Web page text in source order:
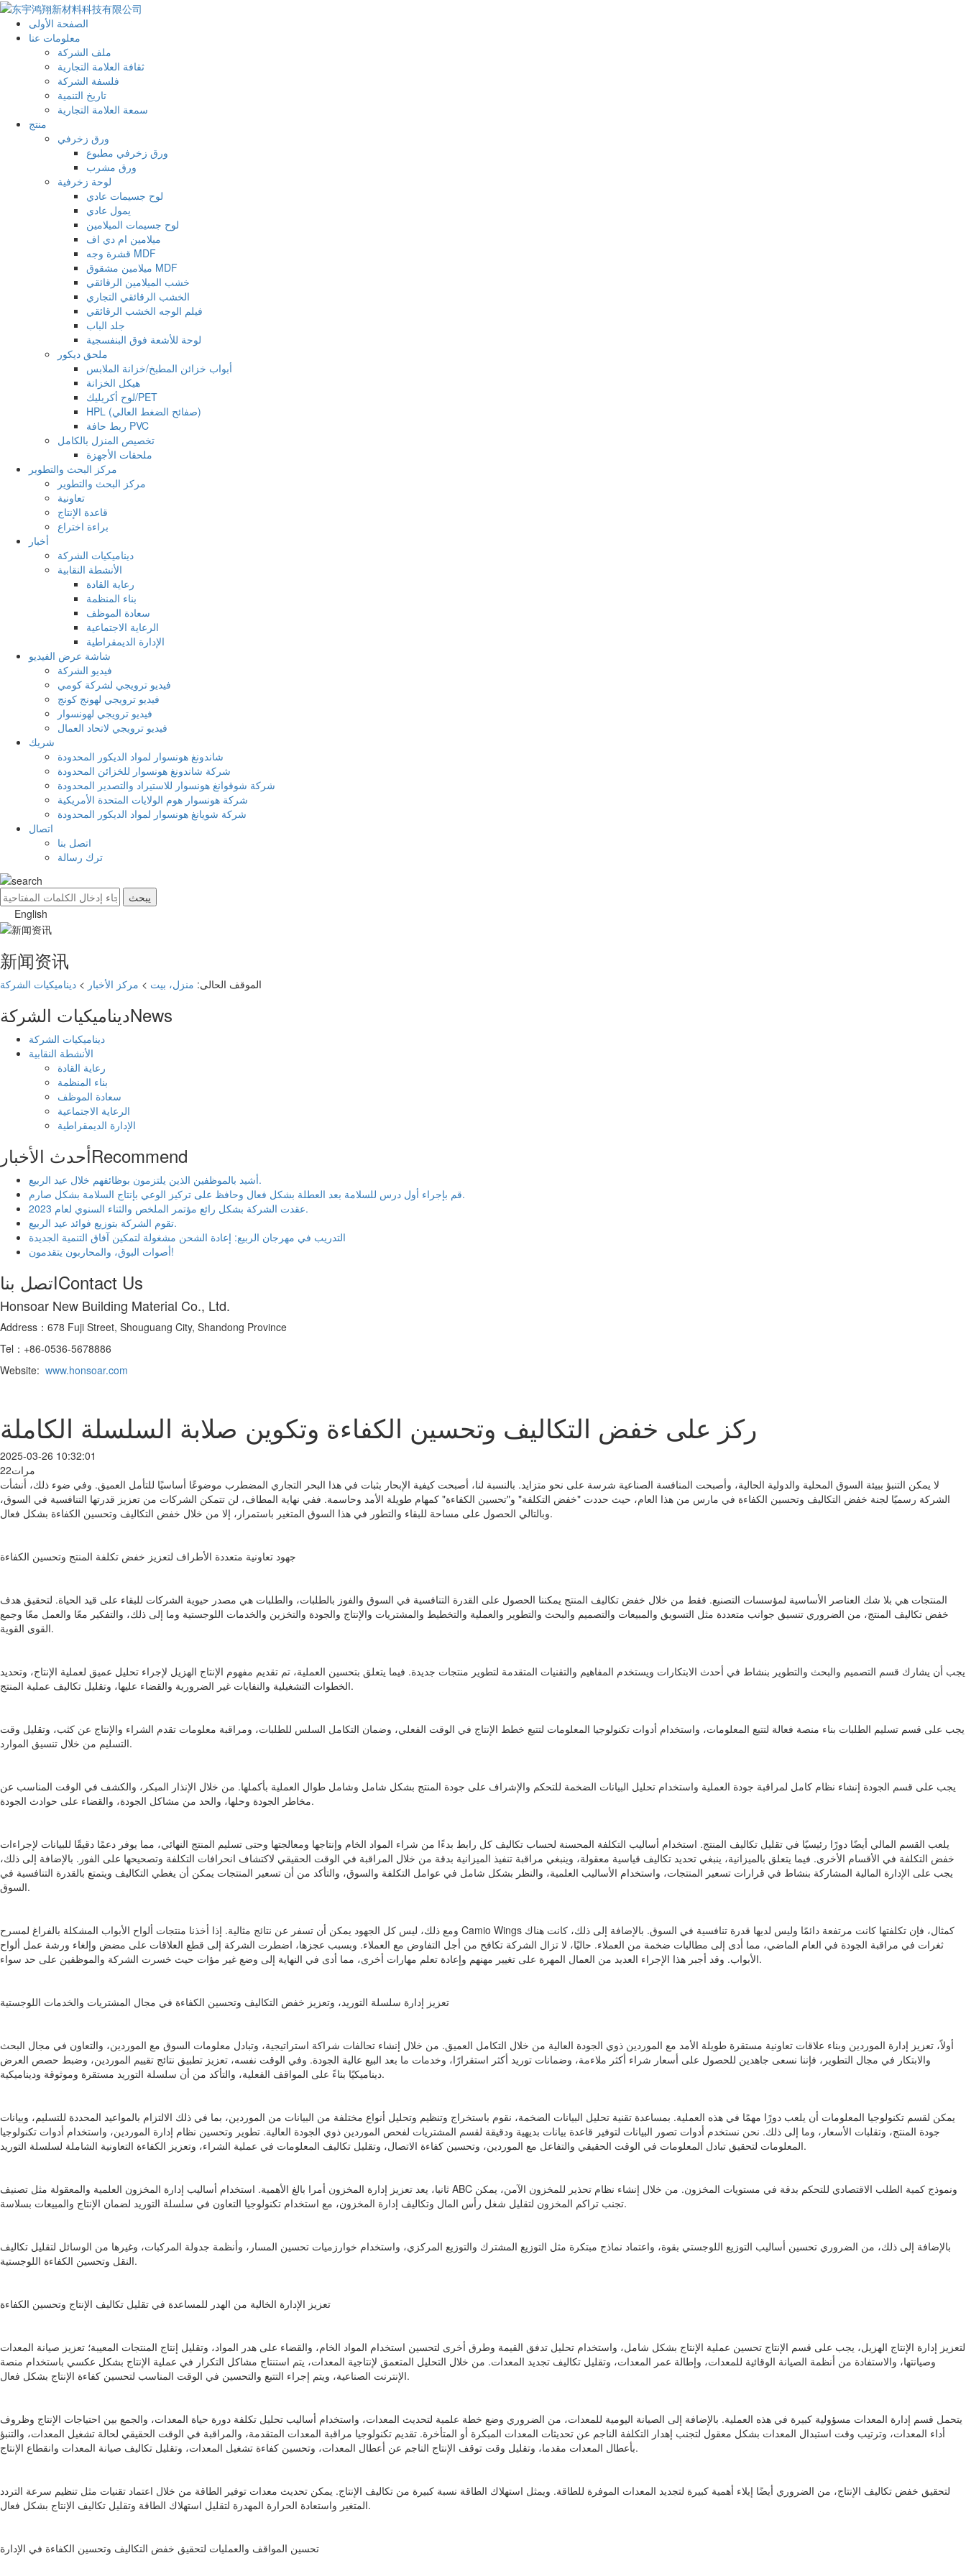
الصفحة الأولى
معلومات عنا
ملف الشركة
ثقافة العلامة التجارية
فلسفة الشركة
تاريخ التنمية
سمعة العلامة التجارية
منتج
ورق زخرفي
ورق زخرفي مطبوع
ورق مشرب
لوحة زخرفية
لوح جسيمات عادي
يمول عادي
لوح جسيمات الميلامين
ميلامين ام دي اف
قشرة وجه MDF
ميلامين مشقوق MDF
خشب الميلامين الرقائقي
الخشب الرقائقي التجاري
فيلم الوجه الخشب الرقائقي
جلد الباب
لوحة للأشعة فوق البنفسجية
ملحق ديكور
أبواب خزائن المطبخ/خزانة الملابس
هيكل الخزانة
لوح أكريليك/PET
HPL (صفائح الضغط العالي)
ربط حافة PVC
تخصيص المنزل بالكامل
ملحقات الأجهزة
مركز البحث والتطوير
مركز البحث والتطوير
تعاونية
قاعدة الإنتاج
براءة اختراع
أخبار
ديناميكيات الشركة
الأنشطة النقابية
رعاية القادة
بناء المنظمة
سعادة الموظف
الرعاية الاجتماعية
الإدارة الديمقراطية
شاشة عرض الفيديو
فيديو الشركة
فيديو ترويجي لشركة كومي
فيديو ترويجي لهونج كونج
فيديو ترويجي لهونسوار
فيديو ترويجي لاتحاد العمال
شريك
شاندونغ هونسوار لمواد الديكور المحدودة
شركة شاندونغ هونسوار للخزائن المحدودة
شركة شوقوانغ هونسوار للاستيراد والتصدير المحدودة
شركة هونسوار هوم الولايات المتحدة الأمريكية
شركة شويانغ هونسوار لمواد الديكور المحدودة
اتصال
اتصل بنا
ترك رسالة
English
新闻资讯
الموقف الحالى: منزل، بيت > مركز الأخبار > ديناميكيات الشركة
ديناميكيات الشركةNews
ديناميكيات الشركة
الأنشطة النقابية
رعاية القادة
بناء المنظمة
سعادة الموظف
الرعاية الاجتماعية
الإدارة الديمقراطية
أحدث الأخبارRecommend
أشيد بالموظفين الذين يلتزمون بوظائفهم خلال عيد الربيع.
قم بإجراء أول درس للسلامة بعد العطلة بشكل فعال وحافظ على تركيز الوعي بإنتاج السلامة بشكل صارم.
عقدت الشركة بشكل رائع مؤتمر الملخص والثناء السنوي لعام 2023.
تقوم الشركة بتوزيع فوائد عيد الربيع.
التدريب في مهرجان الربيع: إعادة الشحن مشغولة لتمكين آفاق التنمية الجديدة
أصوات البوق، والمحاربون يتقدمون!
اتصل بناContact Us
Honsoar New Building Material Co., Ltd.
Address：678 Fuji Street, Shouguang City, Shandong Province
Tel：+86-0536-5678886
Website: www.honsoar.com
ركز على خفض التكاليف وتحسين الكفاءة وتكوين صلابة السلسلة الكاملة
2025-03-26 10:32:01
22مرات
لا يمكن التنبؤ ببيئة السوق المحلية والدولية الحالية، وأصبحت المنافسة الصناعية شرسة على نحو متزايد. بالنسبة لنا، أصبحت كيفية الإبحار بثبات في هذا البحر التجاري المضطرب موضوعًا أساسيًا للتأمل العميق. وفي ضوء ذلك، أنشأت
الشركة رسميًا لجنة خفض التكاليف وتحسين الكفاءة في مارس من هذا العام، حيث حددت "خفض التكلفة" و"تحسين الكفاءة" كمهام طويلة الأمد وحاسمة. ففي نهاية المطاف، لن تتمكن الشركات من تعزيز قدرتها التنافسية في السوق،
وبالتالي الحصول على مساحة للبقاء والتطور في هذا السوق المتغير باستمرار، إلا من خلال خفض التكاليف وتحسين الكفاءة بشكل فعال.
جهود تعاونية متعددة الأطراف لتعزيز خفض تكلفة المنتج وتحسين الكفاءة
المنتجات هي بلا شك العناصر الأساسية لمؤسسات التصنيع. فقط من خلال خفض تكاليف المنتج يمكننا الحصول على القدرة التنافسية في السوق والفوز بالطلبات، والطلبات هي مصدر حيوية الشركات للبقاء على قيد الحياة. لتحقيق هدف
خفض تكاليف المنتج، من الضروري تنسيق جوانب متعددة مثل التسويق والمبيعات والتصميم والبحث والتطوير والعملية والتخطيط والمشتريات والإنتاج والجودة والتخزين والخدمات اللوجستية وما إلى ذلك، والتفكير معًا والعمل معًا وجمع
القوى القوية.
يجب أن يشارك قسم التصميم والبحث والتطوير بنشاط في أحدث الابتكارات ويستخدم المفاهيم والتقنيات المتقدمة لتطوير منتجات جديدة. فيما يتعلق بتحسين العملية، تم تقديم مفهوم الإنتاج الهزيل لإجراء تحليل عميق لعملية الإنتاج، وتحديد
الخطوات التشغيلية والنفايات غير الضرورية والقضاء عليها، وتقليل تكاليف عملية المنتج.
يجب على قسم تسليم الطلبات بناء منصة فعالة لتتبع المعلومات، واستخدام أدوات تكنولوجيا المعلومات لتتبع خطط الإنتاج في الوقت الفعلي، وضمان التكامل السلس للطلبات، ومراقبة معلومات تقدم الشراء والإنتاج عن كثب، وتقليل وقت
التسليم من خلال تنسيق الموارد.
يجب على قسم الجودة إنشاء نظام كامل لمراقبة جودة العملية واستخدام تحليل البيانات الضخمة للتحكم والإشراف على جودة المنتج بشكل شامل وشامل طوال العملية بأكملها. من خلال الإنذار المبكر، والكشف في الوقت المناسب عن
مخاطر الجودة وحلها، والحد من مشاكل الجودة، والقضاء على حوادث الجودة.
يلعب القسم المالي أيضًا دورًا رئيسيًا في تقليل تكاليف المنتج. استخدام أساليب التكلفة المحسنة لحساب تكاليف كل رابط بدءًا من شراء المواد الخام وإنتاجها ومعالجتها وحتى تسليم المنتج النهائي، مما يوفر دعمًا دقيقًا للبيانات لإجراءات
خفض التكلفة في الأقسام الأخرى. فيما يتعلق بالميزانية، ينبغي تحديد تكاليف قياسية معقولة، وينبغي مراقبة تنفيذ الميزانية بدقة من خلال المراقبة في الوقت الحقيقي لاكتشاف انحرافات التكلفة وتصحيحها على الفور. بالإضافة إلى ذلك،
يجب على الإدارة المالية المشاركة بنشاط في قرارات تسعير المنتجات، واستخدام الأساليب العلمية، والنظر بشكل شامل في عوامل التكلفة والسوق، والتأكد من أن تسعير المنتجات يمكن أن يغطي التكاليف ويتمتع بالقدرة التنافسية في
السوق.
ومع ذلك، ليس كل الجهود يمكن أن تسفر عن نتائج مثالية. إذا أخذنا منتجات ألواح الأبواب المشكلة بالفراغ لمسرح Camio Wings كمثال، فإن تكلفتها كانت مرتفعة دائمًا وليس لديها قدرة تنافسية في السوق. بالإضافة إلى ذلك، كانت هناك
ثغرات في مراقبة الجودة في العام الماضي، مما أدى إلى مطالبات ضخمة من العملاء. حاليًا، لا تزال الشركة تكافح من أجل التفاوض مع العملاء. وبسبب عجزها، اضطرت الشركة إلى قطع العلاقات على مضض وإلغاء ورشة عمل ألواح
الأبواب. وقد أجبر هذا الإجراء العديد من العمال المهرة على تغيير مهنهم وإعادة تعلم مهارات أخرى، مما أدى في النهاية إلى وضع غير مؤات حيث خسرت الشركة والموظفين على حد سواء.
تعزيز إدارة سلسلة التوريد، وتعزيز خفض التكاليف وتحسين الكفاءة في مجال المشتريات والخدمات اللوجستية
أولاً، تعزيز إدارة الموردين وبناء علاقات تعاونية مستقرة طويلة الأمد مع الموردين ذوي الجودة العالية من خلال التكامل العميق. من خلال إنشاء تحالفات شراكة استراتيجية، وتبادل معلومات السوق مع الموردين، والتعاون في مجال البحث
والابتكار في مجال التطوير، فإننا نسعى جاهدين للحصول على أسعار شراء أكثر ملاءمة، وضمانات توريد أكثر استقرارًا، وخدمات ما بعد البيع عالية الجودة. وفي الوقت نفسه، تعزيز تطبيق نتائج تقييم الموردين، وضبط حصص العرض
ديناميكيًا بناءً على المواقف الفعلية، والتأكد من أن سلسلة التوريد مستقرة وموثوقة وديناميكية.
يمكن لقسم تكنولوجيا المعلومات أن يلعب دورًا مهمًا في هذه العملية. بمساعدة تقنية تحليل البيانات الضخمة، نقوم باستخراج وتنظيم وتحليل أنواع مختلفة من البيانات من الموردين، بما في ذلك الالتزام بالمواعيد المحددة للتسليم، وبيانات
جودة المنتج، وتقلبات الأسعار، وما إلى ذلك. نحن نستخدم أدوات تصور البيانات لتوفير قاعدة بيانات بديهية ودقيقة لقسم المشتريات لفحص الموردين ذوي الجودة العالية. تطوير وتحسين نظام إدارة الموردين، واستخدام أدوات تكنولوجيا
المعلومات لتحقيق تبادل المعلومات في الوقت الحقيقي والتفاعل مع الموردين، وتحسين كفاءة الاتصال، وتقليل تكاليف المعلومات في عملية الشراء، وتعزيز الكفاءة التعاونية الشاملة لسلسلة التوريد.
ثانيا، يعد تعزيز إدارة المخزون أمرا بالغ الأهمية. استخدام أساليب إدارة المخزون العلمية والمعقولة مثل تصنيف ABC ونموذج كمية الطلب الاقتصادي للتحكم بدقة في مستويات المخزون. من خلال إنشاء نظام تحذير للمخزون الآمن، يمكن
تجنب تراكم المخزون لتقليل شغل رأس المال وتكاليف إدارة المخزون، مع استخدام تكنولوجيا التعاون في سلسلة التوريد لضمان الإنتاج والمبيعات بسلاسة.
بالإضافة إلى ذلك، من الضروري تحسين أساليب التوزيع اللوجستي بقوة، واعتماد نماذج مبتكرة مثل التوزيع المشترك والتوزيع المركزي، واستخدام خوارزميات تحسين المسار، وأنظمة جدولة المركبات، وغيرها من الوسائل لتقليل تكاليف
النقل وتحسين الكفاءة اللوجستية.
تعزيز الإدارة الخالية من الهدر للمساعدة في تقليل تكاليف الإنتاج وتحسين الكفاءة
لتعزيز إدارة الإنتاج الهزيل، يجب على قسم الإنتاج تحسين عملية الإنتاج بشكل شامل، واستخدام تحليل تدفق القيمة وطرق أخرى لتحسين استخدام المواد الخام، والقضاء على هدر المواد، وتقليل إنتاج المنتجات المعيبة؛ تعزيز صيانة المعدات
وصيانتها، والاستفادة من أنظمة الصيانة الوقائية للمعدات، وإطالة عمر المعدات، وتقليل تكاليف تجديد المعدات. من خلال التحليل المتعمق لإنتاجية المعدات، يتم استنتاج مشاكل التكرار في عملية الإنتاج بشكل عكسي باستخدام منصة
الإنترنت الصناعية، ويتم إجراء التتبع والتحسين في الوقت المناسب لتحسين كفاءة الإنتاج بشكل فعال.
يتحمل قسم إدارة المعدات مسؤولية كبيرة في هذه العملية. بالإضافة إلى الصيانة اليومية للمعدات، من الضروري وضع خطة علمية لتحديث المعدات، واستخدام أساليب تحليل تكلفة دورة حياة المعدات، والجمع بين احتياجات الإنتاج وظروف
أداء المعدات، وترتيب وقت استبدال المعدات بشكل معقول لتجنب إهدار التكلفة الناجم عن تحديثات المعدات المبكرة أو المتأخرة. تقديم تكنولوجيا مراقبة المعدات المتقدمة، والمراقبة في الوقت الحقيقي لحالة تشغيل المعدات، والتنبؤ
بأعطال المعدات مقدما، وتقليل وقت توقف الإنتاج الناجم عن أعطال المعدات، وتحسين كفاءة تشغيل المعدات، وتقليل تكاليف صيانة المعدات وانقطاع الإنتاج.
لتحقيق خفض تكاليف الإنتاج، من الضروري أيضًا إيلاء أهمية كبيرة لتجديد المعدات الموفرة للطاقة. ويمثل استهلاك الطاقة نسبة كبيرة من تكاليف الإنتاج. يمكن تحديث معدات توفير الطاقة من خلال اعتماد تقنيات مثل تنظيم سرعة التردد
المتغير واستعادة الحرارة المهدرة لتقليل استهلاك الطاقة وتقليل تكاليف الإنتاج بشكل فعال.
تحسين المواقف والعمليات لتحقيق خفض التكاليف وتحسين الكفاءة في الإدارة